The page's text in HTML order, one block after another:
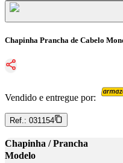
Chapinha Prancha de Cabelo
Vendido e entregue por:
Ref.: 031154
Chapinha / Prancha
Modelo